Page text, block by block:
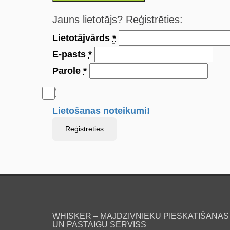
Jauns lietotājs? Reģistrēties:
Lietotājvārds *
E-pasts *
Parole *
*
Lietošanas noteikumi!
Reģistrēties
WHISKER – MĀJDZĪVNIEKU PIESKATĪŠANAS
UN PASTAIGU SERVISS